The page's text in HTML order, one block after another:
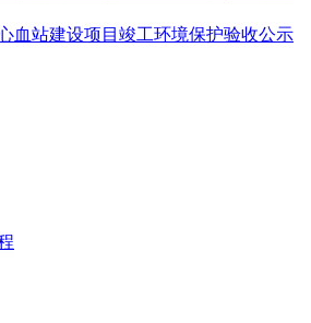
血站建设项目竣工环境保护验收公示